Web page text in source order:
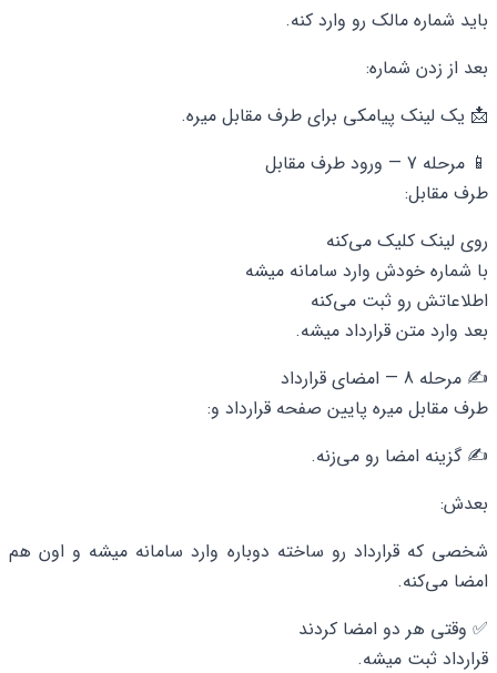
باید شماره مالک رو وارد کنه.
بعد از زدن شماره:
📩 یک لینک پیامکی برای طرف مقابل میره.
📱 مرحله 7 — ورود طرف مقابل
طرف مقابل:
روی لینک کلیک می‌کنه
با شماره خودش وارد سامانه میشه
اطلاعاتش رو ثبت می‌کنه
بعد وارد متن قرارداد میشه.
✍️ مرحله 8 — امضای قرارداد
طرف مقابل میره پایین صفحه قرارداد و:
✍️ گزینه امضا رو می‌زنه.
بعدش:
شخصی که قرارداد رو ساخته دوباره وارد سامانه میشه و اون هم
امضا می‌کنه.
✅ وقتی هر دو امضا کردند
قرارداد ثبت میشه.